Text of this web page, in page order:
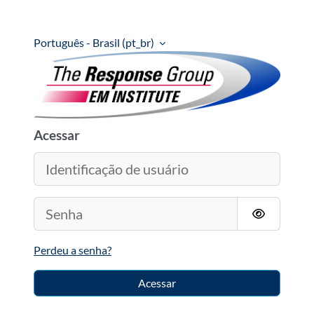
Português - Brasil ‎(pt_br)‎
TRG's Learning Management System
Acessar
Identificação de usuário
Senha
Perdeu a senha?
Acessar